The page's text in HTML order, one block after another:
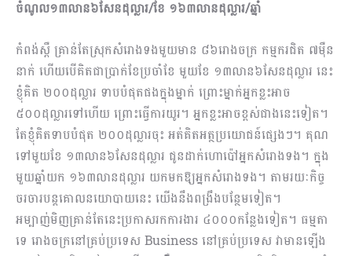
ចំណូល១៣លាន៦សែនដុល្លារ/ខែ ១៦៣លានដុល្លារ/ឆ្នាំ
កំពង់ស្ពឺ គ្រាន់តែស្រុកសំរោងទងមួយមាន ៨៦រោងចក្រ កម្មករជិត ៧ម៉ឺន
នាក់ ហើយបើគិតជាប្រាក់ខែប្រចាំខែ មួយខែ ១៣លាន៦សែនដុល្លារ នេះ
ខ្ញុំគិត ២០០ដុល្លារ ទាបបំផុតផងក្នុងម្នាក់ ព្រោះម្នាក់អ្នកខ្លះអាច
៥០០ដុល្លារទៅហើយ ព្រោះធ្វើការយូរ។ អ្នកខ្លះអាចខ្ពស់ជាងនេះទៀត។
តែខ្ញុំគិតទាបបំផុត ២០០ដុល្លារចុះ អត់គិតអត្ថប្រយោជន៍ផ្សេងៗ។ គុណ
ទៅមួយខែ ១៣លាន៦សែនដុល្លារ ជូនដាក់ហោប៉ៅអ្នកសំរោងទង។ ក្នុង
មួយឆ្នាំយក ១៦៣លានដុល្លារ យកមកឱ្យអ្នកសំរោងទង។ តាមរយៈកិច្ច
ចរចារបន្តគោល​នយោបាយនេះ យើងនឹងពង្រឹងបន្ថែមទៀត។
អម្បាញ់មិញគ្រាន់តែនេះប្រកាសរកការងារ ៤០០០កន្លែងទៀត។ ធម្មតា
ទេ រោងចក្រនៅគ្រប់ប្រទេស Business នៅគ្រប់ប្រទេស វាមានឡើង